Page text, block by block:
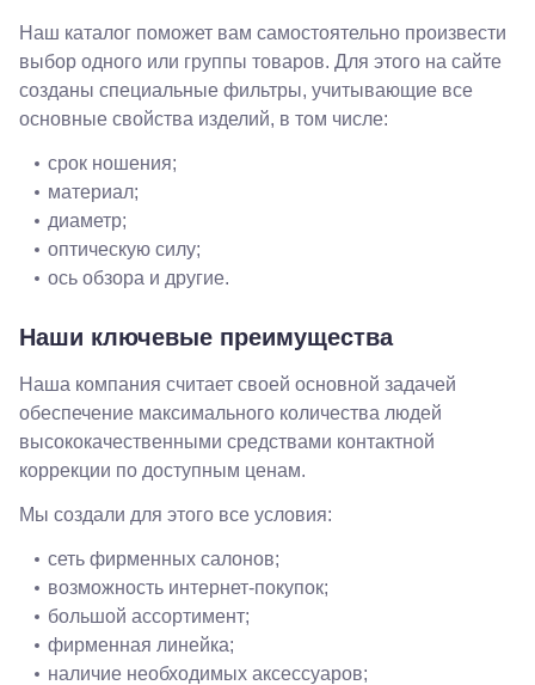
Наш каталог поможет вам самостоятельно произвести
выбор одного или группы товаров. Для этого на сайте
созданы специальные фильтры, учитывающие все
основные свойства изделий, в том числе:
срок ношения;
материал;
диаметр;
оптическую силу;
ось обзора и другие.
Наши ключевые преимущества
Наша компания считает своей основной задачей
обеспечение максимального количества людей
высококачественными средствами контактной
коррекции по доступным ценам.
Мы создали для этого все условия:
сеть фирменных салонов;
возможность интернет-покупок;
большой ассортимент;
фирменная линейка;
наличие необходимых аксессуаров;
бульвар
5к1